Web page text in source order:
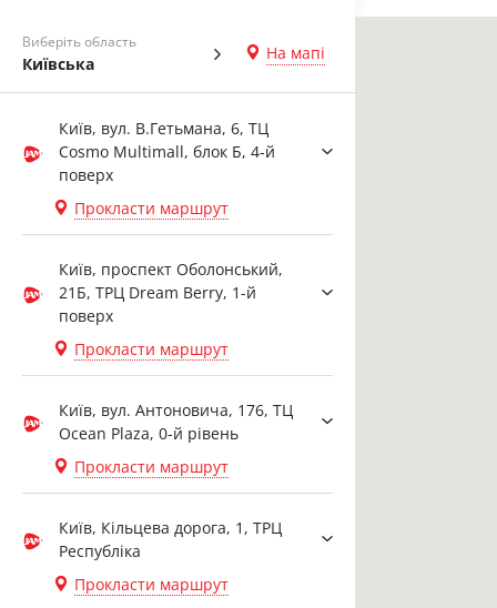
Виберіть область
Київська
На мапі
Київ, вул. В.Гетьмана, 6, ТЦ
Cosmo Multimall, блок Б, 4-й
поверх
Прокласти маршрут
Київ, проспект Оболонський,
21Б, ТРЦ Dream Berry, 1-й
поверх
Прокласти маршрут
Київ, вул. Антоновича, 176, ТЦ
Ocean Plaza, 0-й рівень
Прокласти маршрут
Київ, Кільцева дорога, 1, ТРЦ
Республіка
Прокласти маршрут